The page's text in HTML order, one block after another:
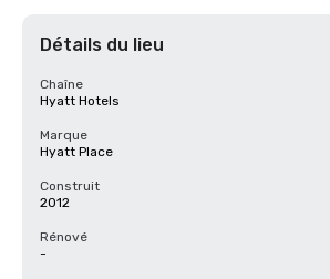
Détails du lieu
Chaîne
Hyatt Hotels
Marque
Hyatt Place
Construit
2012
Rénové
-